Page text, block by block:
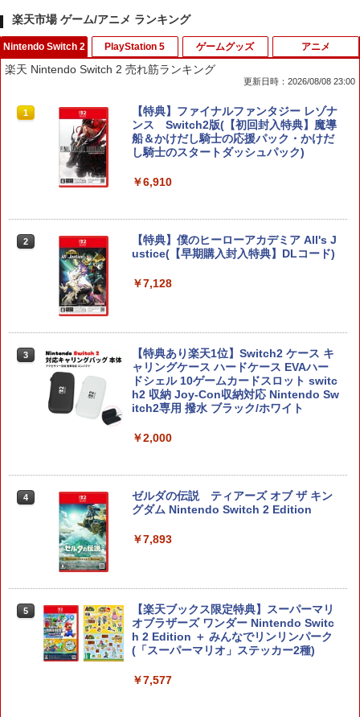
楽天市場 ゲーム/アニメ ランキング
Nintendo Switch 2
楽天 Nintendo Switch 2 売れ筋ランキング
更新日時：2026/08/08 23:00
1
【特典】ファイナルファンタジー レゾナ
ンス Switch2版(【初回封入特典】魔導
船＆かけだし騎士の応援パック・かけだ
し騎士のスタートダッシュパック)
￥6,910
2
【特典】僕のヒーローアカデミア All's J
ustice(【早期購入封入特典】DLコード)
￥7,128
3
【特典あり楽天1位】Switch2 ケース キ
ャリングケース ハードケース EVAハー
ドシェル 10ゲームカードスロット switc
h2 収納 Joy-Con収納対応 Nintendo Sw
itch2専用 撥水 ブラック/ホワイト
￥2,000
4
ゼルダの伝説 ティアーズ オブ ザ キン
グダム Nintendo Switch 2 Edition
￥7,893
5
【楽天ブックス限定特典】スーパーマリ
オブラザーズ ワンダー Nintendo Switc
h 2 Edition ＋ みんなでリンリンパーク
(「スーパーマリオ」ステッカー2種)
￥7,577
PlayStation 5 ゲームグッズ アニメ